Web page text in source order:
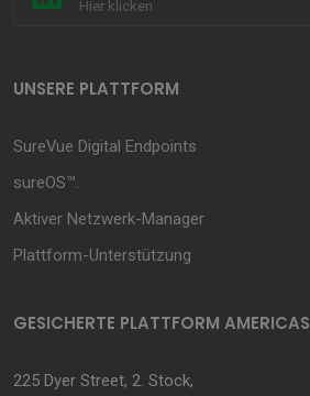
Hier klicken
UNSERE PLATTFORM
SureVue Digital Endpoints
sureOS™.
Aktiver Netzwerk-Manager
Plattform-Unterstützung
GESICHERTE PLATTFORM AMERICAS
225 Dyer Street, 2. Stock,